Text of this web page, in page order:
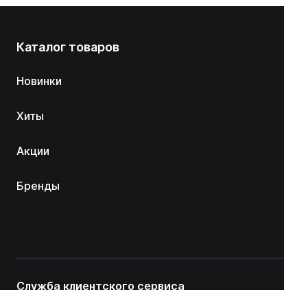
Каталог товаров
Новинки
Хиты
Акции
Бренды
Служба клиентского сервиса